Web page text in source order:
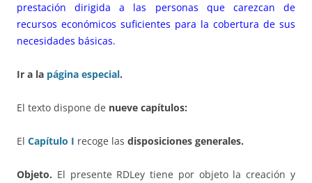
prestación dirigida a las personas que carezcan de
recursos económicos suficientes para la cobertura de sus
necesidades básicas.
Ir a la página especial.
El texto dispone de nueve capítulos:
El Capítulo I recoge las disposiciones generales.
Objeto. El presente RDLey tiene por objeto la creación y